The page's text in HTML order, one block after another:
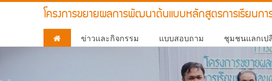
โครงการขยายผลการพัฒนาต้นแบบหลักสูตรการเรียนก
ข่าวและกิจกรรม แบบสอบถาม ชุมชนแลกเป